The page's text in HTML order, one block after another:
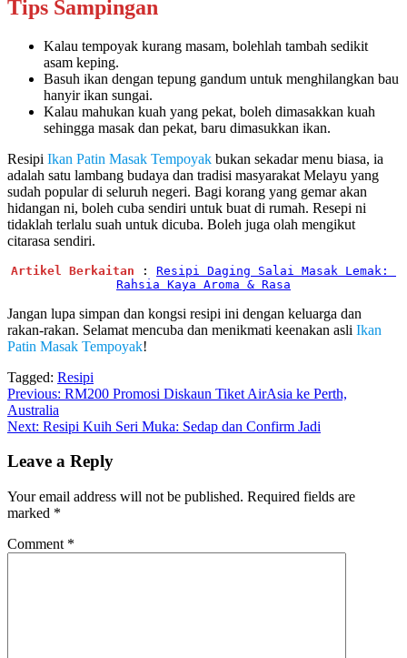
Tips Sampingan
Kalau tempoyak kurang masam, bolehlah tambah sedikit
asam keping.
Basuh ikan dengan tepung gandum untuk menghilangkan bau
hanyir ikan sungai.
Kalau mahukan kuah yang pekat, boleh dimasakkan kuah
sehingga masak dan pekat, baru dimasukkan ikan.
Resipi Ikan Patin Masak Tempoyak bukan sekadar menu biasa, ia
adalah satu lambang budaya dan tradisi masyarakat Melayu yang
sudah popular di seluruh negeri. Bagi korang yang gemar akan
hidangan ni, boleh cuba sendiri untuk buat di rumah. Resepi ni
tidaklah terlalu suah untuk dicuba. Boleh juga olah mengikut
citarasa sendiri.
Artikel Berkaitan : Resipi Daging Salai Masak Lemak:
Rahsia Kaya Aroma & Rasa
Jangan lupa simpan dan kongsi resipi ini dengan keluarga dan
rakan-rakan. Selamat mencuba dan menikmati keenakan asli Ikan
Patin Masak Tempoyak!
Tagged: Resipi
Post
navigation
Previous: RM200 Promosi Diskaun Tiket AirAsia ke Perth,
Australia
Next: Resipi Kuih Seri Muka: Sedap dan Confirm Jadi
Leave a Reply
Your email address will not be published. Required fields are
marked *
Comment *